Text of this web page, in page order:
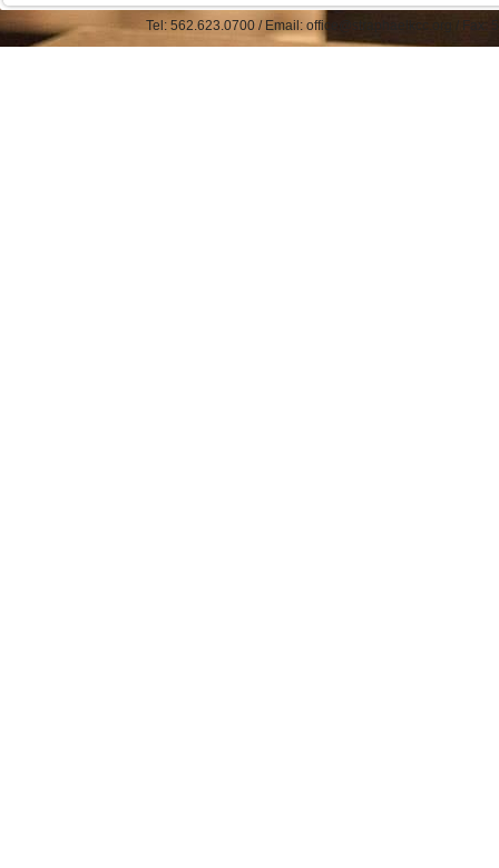
Tel: 562.623.0700 / Email: office@straphaelkcc.org /